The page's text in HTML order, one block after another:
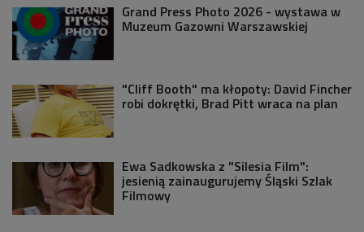
Grand Press Photo 2026 - wystawa w
Muzeum Gazowni Warszawskiej
"Cliff Booth" ma kłopoty: David Fincher
robi dokrętki, Brad Pitt wraca na plan
Ewa Sadkowska z "Silesia Film":
jesienią zainaugurujemy Śląski Szlak
Filmowy